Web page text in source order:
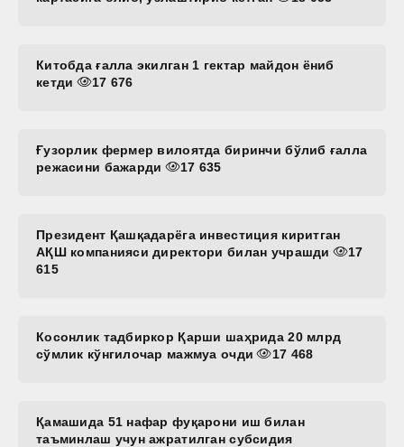
Китобда ғалла экилган 1 гектар майдон ёниб
кетди
17 676
Ғузорлик фермер вилоятда биринчи бўлиб ғалла
режасини бажарди
17 635
Президент Қашқадарёга инвестиция киритган
АҚШ компанияси директори билан учрашди
17
615
Косонлик тадбиркор Қарши шаҳрида 20 млрд
сўмлик кўнгилочар мажмуа очди
17 468
Қамашида 51 нафар фуқарони иш билан
таъминлаш учун ажратилган субсидия